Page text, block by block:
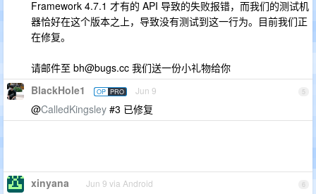
Framework 4.7.1 才有的 API 导致的失败报错，而我们的测试机
器恰好在这个版本之上，导致没有测试到这一行为。目前我们正
在修复。
请邮件至 bh@bugs.cc 我们送一份小礼物给你
5
BlackHole1 OP PRO Jun 9
@CalledKingsley #3 已修复
6
xinyana Jun 9 via Android